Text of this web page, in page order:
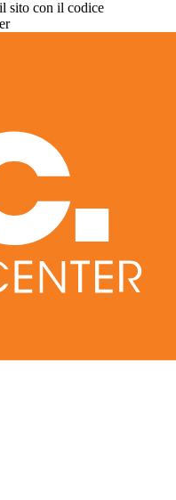
sito con il codice